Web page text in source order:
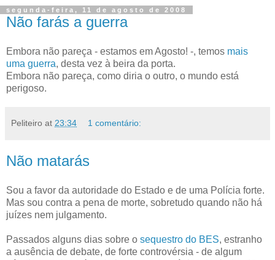
segunda-feira, 11 de agosto de 2008
Não farás a guerra
Embora não pareça - estamos em Agosto! -, temos mais
uma guerra, desta vez à beira da porta.
Embora não pareça, como diria o outro, o mundo está
perigoso.
Peliteiro at 23:34 1 comentário:
Não matarás
Sou a favor da autoridade do Estado e de uma Polícia forte.
Mas sou contra a pena de morte, sobretudo quando não há
juízes nem julgamento.
Passados alguns dias sobre o sequestro do BES, estranho
a ausência de debate, de forte controvérsia - de algum